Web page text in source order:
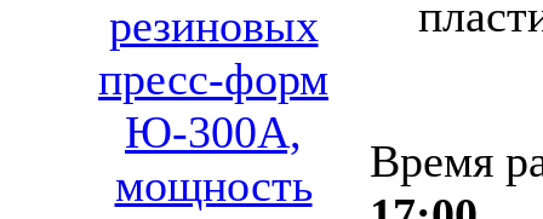
резиновых
пресс-форм
Ю-300А,
мощность
Время